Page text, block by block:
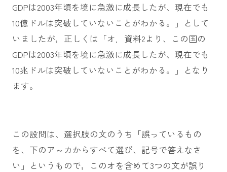
GDPは2003年頃を境に急激に成長したが、現在でも
10億ドルは突破していないことがわかる。」として
いましたが，正しくは「オ．資料2より、この国の
GDPは2003年頃を境に急激に成長したが、現在でも
10兆ドルは突破していないことがわかる。」となり
ます。
この設問は、選択肢の文のうち「誤っているもの
を、下のア～カからすべて選び、記号で答えなさ
い」というもので，このオを含めて3つの文が誤り